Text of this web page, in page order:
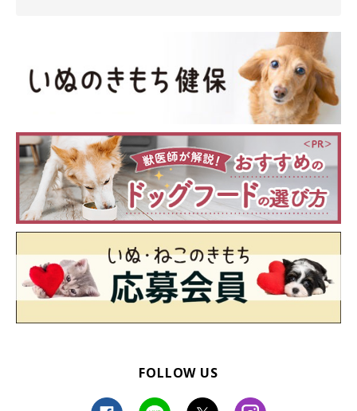
FOLLOW US